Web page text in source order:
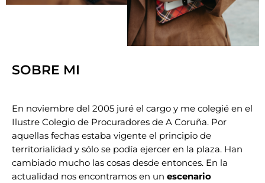
SOBRE MI
En noviembre del 2005 juré el cargo y me colegié en el
Ilustre Colegio de Procuradores de A Coruña. Por
aquellas fechas estaba vigente el principio de
territorialidad y sólo se podía ejercer en la plaza. Han
cambiado mucho las cosas desde entonces. En la
actualidad nos encontramos en un escenario